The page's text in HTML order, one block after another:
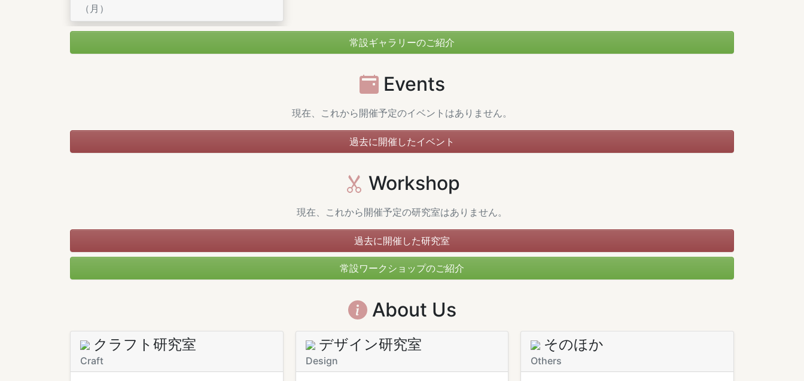
（月）
常設ギャラリーのご紹介
Events
現在、これから開催予定のイベントはありません。
過去に開催したイベント
Workshop
現在、これから開催予定の研究室はありません。
過去に開催した研究室
常設ワークショップのご紹介
About Us
クラフト研究室
Craft
デザイン研究室
Design
そのほか
Others